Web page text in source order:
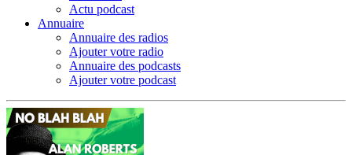
Actu podcast
Annuaire
Annuaire des radios
Ajouter votre radio
Annuaire des podcasts
Ajouter votre podcast